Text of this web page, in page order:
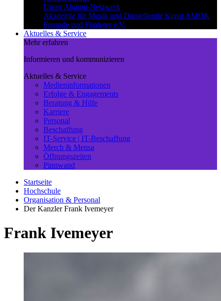
Unser Alumni-Netzwerk
Akademie für Musik und Darstellende Kunst AMDK
Freunde und Förderer e.V.
Aktuelles & Service
Mehr erfahren
Informieren und kommunizieren
Aktuelles & Service
Medieninformationen
Erfolge & Engagements
Beratung & Hilfe
Karriere
Personal
Beschaffung
IT-Service | IT-Beschaffung
Merch & Mensa
Öffnungszeiten
Pinnwand
Startseite
Hochschule
Organisation & Personal
Der Kanzler Frank Ivemeyer
Frank Ivemeyer